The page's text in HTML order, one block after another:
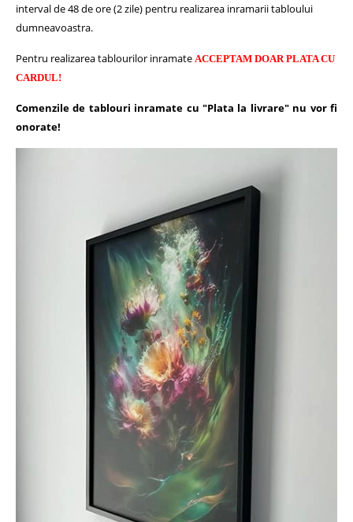
interval de 48 de ore (2 zile) pentru realizarea inramarii tabloului
dumneavoastra.
Pentru realizarea tablourilor inramate ACCEPTAM DOAR PLATA CU
CARDUL!
Comenzile de tablouri inramate cu "Plata la livrare" nu vor fi
onorate!